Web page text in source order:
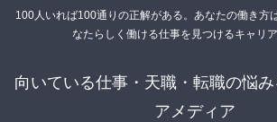
100人いれば100通りの正解がある。あなたの働き方
なたらしく働ける仕事を見つけるキャリア
向いている仕事・天職・転職の悩
アメディア